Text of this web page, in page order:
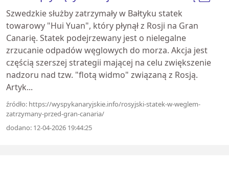
Szwedzkie służby zatrzymały w Bałtyku statek
towarowy "Hui Yuan", który płynął z Rosji na Gran
Canarię. Statek podejrzewany jest o nielegalne
zrzucanie odpadów węglowych do morza. Akcja jest
częścią szerszej strategii mającej na celu zwiększenie
nadzoru nad tzw. "flotą widmo" związaną z Rosją.
Artyk...
źródło: https://wyspykanaryjskie.info/rosyjski-statek-w-weglem-
zatrzymany-przed-gran-canaria/
dodano: 12-04-2026 19:44:25